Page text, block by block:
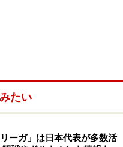
とフォルムの幌、とい
昔ながらのデザイン。
イツでは、新生児～９
うベビーカー（日本で
たい
ーガ」は日本代表が多数活